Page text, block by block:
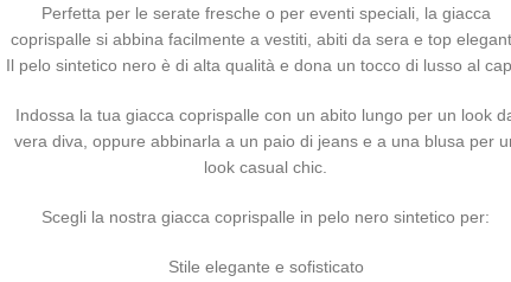
Perfetta per le serate fresche o per eventi speciali, la giacca
coprispalle si abbina facilmente a vestiti, abiti da sera e top
Il pelo sintetico nero è di alta qualità e dona un tocco di lusso al
Indossa la tua giacca coprispalle con un abito lungo per un look
vera diva, oppure abbinarla a un paio di jeans e a una blusa per
look casual chic.
Scegli la nostra giacca coprispalle in pelo nero sintetico per:
Stile elegante e sofisticato